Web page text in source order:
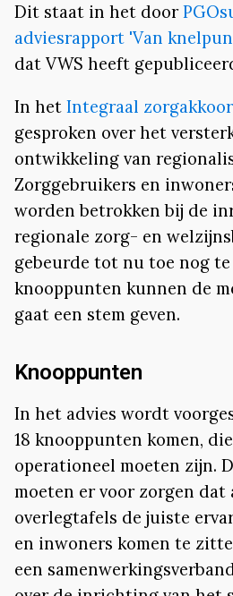
Dit staat in het door
adviesrapport 'Van
dat VWS heeft
In het Integraal
gesproken over het
ontwikkeling van
Zorggebruikers en
worden betrokken bij de
regionale zorg- en
gebeurde tot nu toe nog
knooppunten kunnen de
gaat een stem geven.
Knooppunten
In het advies wordt
18 knooppunten komen,
operationeel moeten zijn.
moeten er voor zorgen dat
overlegtafels de juiste
en inwoners komen te
een